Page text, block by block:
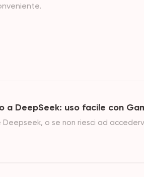
a DeepSeek: uso facile con
o se non riesci ad
offre un modo ancora più